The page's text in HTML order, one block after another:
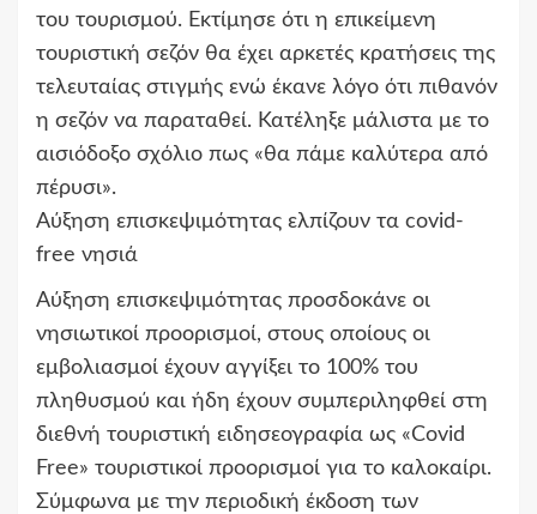
του τουρισμού. Εκτίμησε ότι η επικείμενη
τουριστική σεζόν θα έχει αρκετές κρατήσεις της
τελευταίας στιγμής ενώ έκανε λόγο ότι πιθανόν
η σεζόν να παραταθεί. Κατέληξε μάλιστα με το
αισιόδοξο σχόλιο πως «θα πάμε καλύτερα από
πέρυσι».
Αύξηση επισκεψιμότητας ελπίζουν τα covid-
free νησιά
Αύξηση επισκεψιμότητας προσδοκάνε οι
νησιωτικοί προορισμοί, στους οποίους οι
εμβολιασμοί έχουν αγγίξει το 100% του
πληθυσμού και ήδη έχουν συμπεριληφθεί στη
διεθνή τουριστική ειδησεογραφία ως «Covid
Free» τουριστικοί προορισμοί για το καλοκαίρι.
Σύμφωνα με την περιοδική έκδοση των